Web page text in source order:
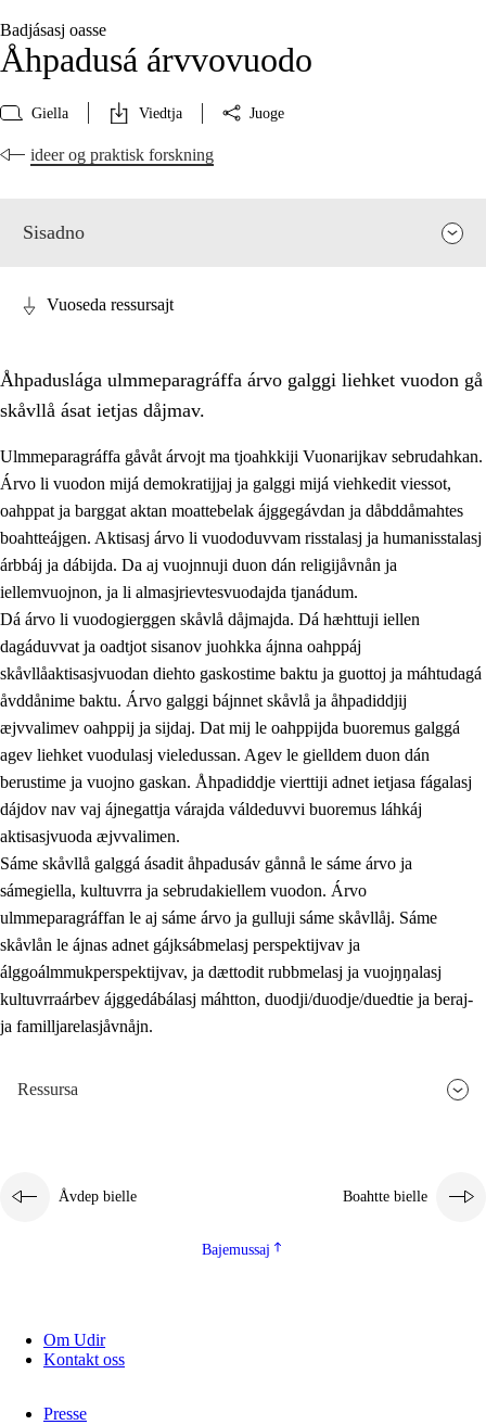
Badjásasj oasse
Åhpadusá árvvovuodo
Giella Viedtja Juoge
ideer og praktisk forskning
Sisadno
1. Åhpadusá árvvovuodo
1.1 Almasjárvvo
1.2 Identitiehtta ja kultuvralasj moattevuohta
1.3 Lájttális ájádallam ja estetihkalasj diedulasjvuohta
1.4 Dahkamávvo, berustibme ja diehtemvájnogisvuohta
1.5 Vieledus luonnduj ja birásdiedulasjvuohta
1.6 Demokratijja ja oassálasstem
Vuoseda ressursajt
Åhpaduslága ulmmeparagráffa árvo galggi liehket vuodon gå
skåvllå ásat ietjas dåjmav.
Ulmmeparagráffa gåvåt árvojt ma tjoahkkiji Vuonarijkav sebrudahkan.
Árvo li vuodon mijá demokratijjaj ja galggi mijá viehkedit viessot,
oahppat ja barggat aktan moattebelak ájggegávdan ja dåbddåmahtes
boahtteájgen. Aktisasj árvo li vuododuvvam risstalasj ja humanisstalasj
árbbáj ja dábijda. Da aj vuojnnuji duon dán religijåvnån ja
iellemvuojnon, ja li almasjrievtesvuodajda tjanádum.
Dá árvo li vuodogierggen skåvlå dåjmajda. Dá hæhttuji iellen
dagáduvvat ja oadtjot sisanov juohkka ájnna oahppáj
skåvllåaktisasjvuodan diehto gaskostime baktu ja guottoj ja máhtudagá
åvddånime baktu. Árvo galggi bájnnet skåvlå ja åhpadiddjij
æjvvalimev oahppij ja sijdaj. Dat mij le oahppijda buoremus galggá
agev liehket vuodulasj vieledussan. Agev le gielldem duon dán
berustime ja vuojno gaskan. Åhpadiddje vierttiji adnet ietjasa fágalasj
dájdov nav vaj ájnegattja várajda váldeduvvi buoremus láhkáj
aktisasjvuoda æjvvalimen.
Sáme skåvllå galggá ásadit åhpadusáv gånnå le sáme árvo ja
sámegiella, kultuvrra ja sebrudakiellem vuodon. Árvo
ulmmeparagráffan le aj sáme árvo ja gulluji sáme skåvllåj. Sáme
skåvlån le ájnas adnet gájksábmelasj perspektijvav ja
álggoálmmukperspektijvav, ja dættodit rubbmelasj ja vuojŋŋalasj
kultuvrraárbev ájggedábálasj máhtton, duodji/duodje/duedtie ja beraj-
ja familljarelasjåvnåjn.
Ressursa
Åvdep bielle Boahtte bielle
Bajemussaj
Om Udir
Kontakt oss
Presse